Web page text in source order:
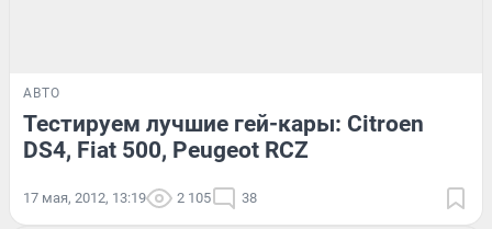
АВТО
Тестируем лучшие гей-кары: Citroen
DS4, Fiat 500, Peugeot RCZ
17 мая, 2012, 13:19 2 105 38